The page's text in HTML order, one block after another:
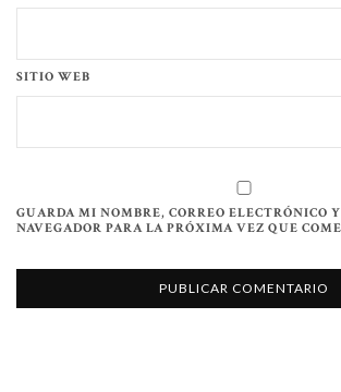
SITIO WEB
GUARDA MI NOMBRE, CORREO ELECTRÓNICO
NAVEGADOR PARA LA PRÓXIMA VEZ QUE